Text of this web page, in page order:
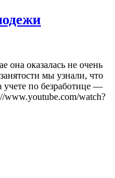
она оказалась не очень
мы узнали, что
учете по безработице —
www.youtube.com/watch?